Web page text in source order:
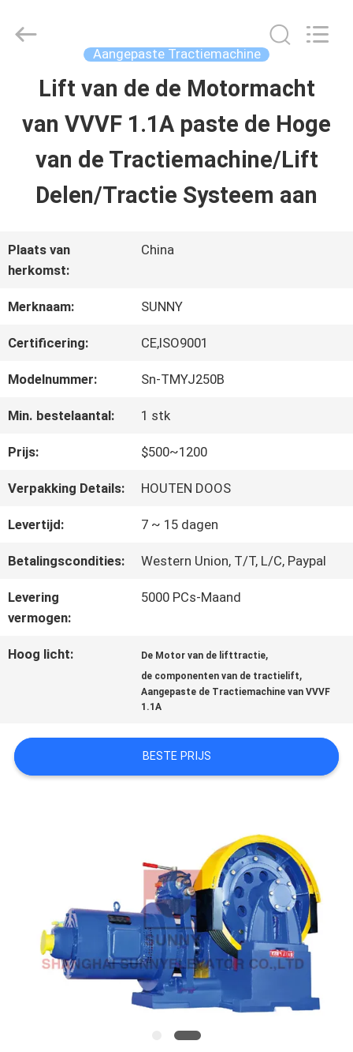
HUIS
PRODUCTEN
VIDEO'S
ONGEVEER
ONS
KWALITEITSCONTROLE
CONTACTEER
ONS
NIEUWS
GEVALLEN
PRIVACY
POLICY
SUNNY
ELEVATOR
Aangepaste Tractiemachine
Lift van de de Motormacht
van VVVF 1.1A paste de Hoge
van de Tractiemachine/Lift
Delen/Tractie Systeem aan
Plaats van
herkomst:
China
Merknaam: SUNNY
Certificering: CE,ISO9001
Modelnummer: Sn-TMYJ250B
Min. bestelaantal: 1 stk
Prijs: $500~1200
Verpakking Details: HOUTEN DOOS
Levertijd: 7 ~ 15 dagen
Betalingscondities: Western Union, T/T, L/C, Paypal
Levering
vermogen:
5000 PCs-Maand
Hoog licht: De Motor van de lifttractie,
de componenten van de tractielift,
Aangepaste de Tractiemachine van VVVF
1.1A
BESTE PRIJS